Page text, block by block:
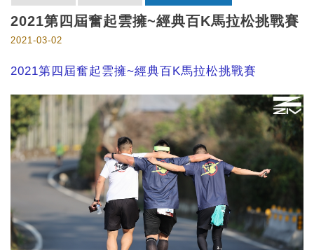
2021第四屆奮起雲擁~經典百K馬拉松挑戰賽
2021-03-02
2021第四屆奮起雲擁~經典百K馬拉松挑戰賽